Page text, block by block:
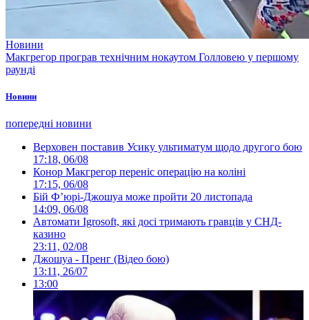
Новини
Макгрегор програв технічним нокаутом Голловею у першому
раунді
Новини
попередні новини
Верховен поставив Усику ультиматум щодо другого бою
17:18, 06/08
Конор Макгрегор переніс операцію на коліні
17:15, 06/08
Бій Ф’юрі-Джошуа може пройти 20 листопада
14:09, 06/08
Автомати Igrosoft, які досі тримають гравців у СНД-
казино
23:11, 02/08
Джошуа - Пренг (Відео бою)
13:11, 26/07
13:00